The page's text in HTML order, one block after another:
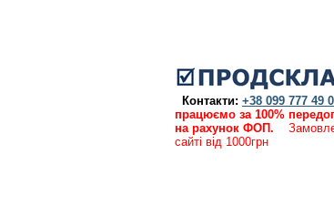
Контакти: +38 099 777 49
працюємо за 100%
на рахунок ФОП.
сайті від 1000грн